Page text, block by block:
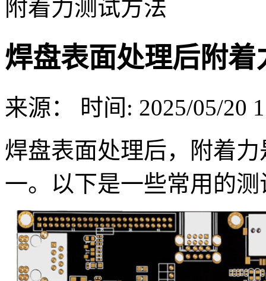
附着力测试方法
焊盘表面处理后附着
来源：
时间: 2025/05/20
焊盘表面处理后，附着
一。以下是一些常用的